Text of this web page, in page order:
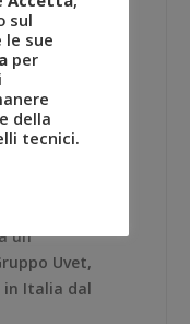
,
un
Uvet,
in Italia dal
sul
le sue
per
della
tecnici.